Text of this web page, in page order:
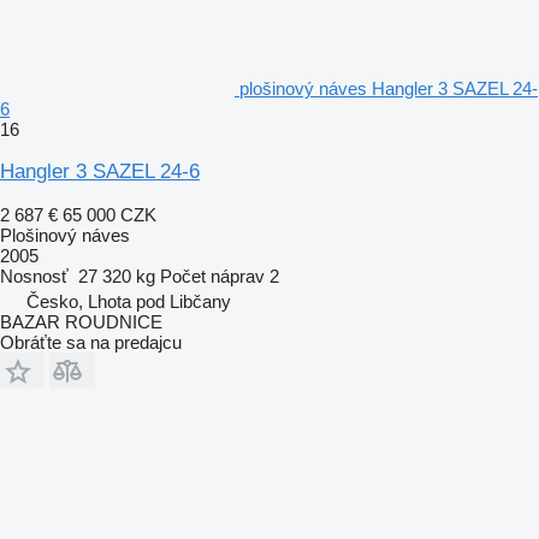
plošinový náves Hangler 3 SAZEL 24-
6
16
Hangler 3 SAZEL 24-6
2 687 € 65 000 CZK
Plošinový náves
2005
Nosnosť 27 320 kg Počet náprav 2
Česko, Lhota pod Libčany
BAZAR ROUDNICE
Obráťte sa na predajcu